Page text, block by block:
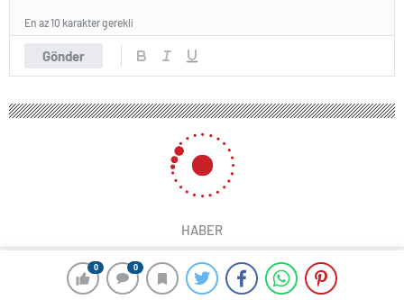
0 0
Gönder
En az 10 karakter gerekli
HABER